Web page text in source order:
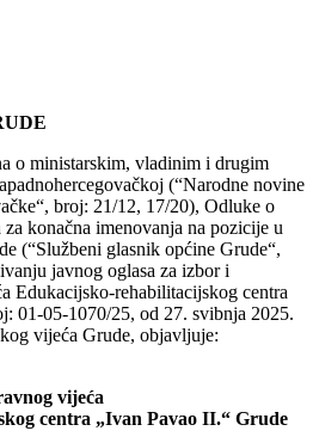
o ministarskim, vladinim i drugim
(“Narodne novine
broj: 21/12, 17/20), Odluke o
konačna imenovanja na pozicije u
(“Službeni glasnik općine Grude“,
javnog oglasa za izbor i
Edukacijsko-rehabilitacijskog centra
01-05-1070/25, od 27. svibnja 2025.
vijeća Grude, objavljuje:
vijeća
centra „Ivan Pavao II.“ Grude